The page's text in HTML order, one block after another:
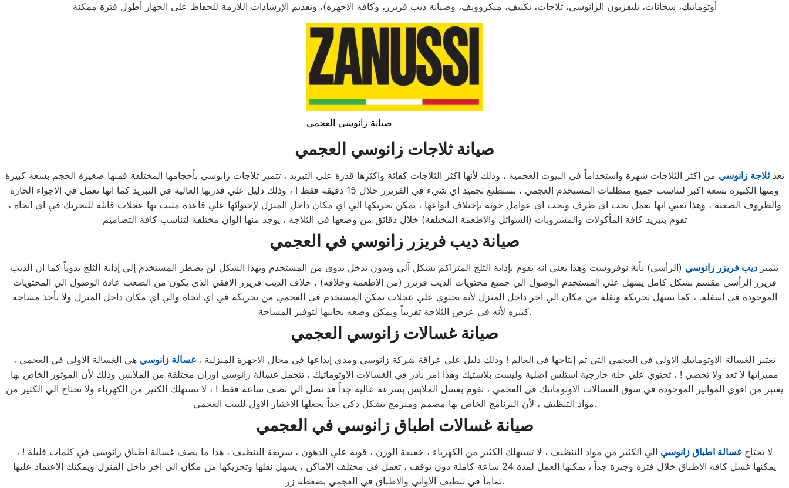
أوتوماتيك، سخانات، تليفزيون الزانوسي، ثلاجات، تكييف، ميكروويف، وصيانة ديب فريزر، وكافة الاجهزة)، وتقديم الإرشادات اللازمة للحفاظ على الجهاز أطول فترة ممكنة
صيانة زانوسي العجمي
صيانة ثلاجات زانوسي العجمي
تعدثلاجة زانوسي من اكثر الثلاجات شهرة واستخداماً في البيوت العجمية ، وذلك لأنها اكثر الثلاجات كفائة واكثرها قدرة علي التبريد ، تتميز ثلاجات زانوسي بأحجامها المختلفة فمنها صغيرة الحجم بسعة كبيرة
ومنها الكبيرة بسعة اكبر لتناسب جميع متطلبات المستخدم العجمي ، تستطيع تجميد اي شيء في الفريزر خلال 15 دقيقة فقط ! ، وذلك دليل علي قدرتها العالية في التبريد كما انها تعمل في الاجواء الحارة
والظروف الصعبة ، وهذا يعني انها تعمل تحت اي ظرف وتحت اي عوامل جوية بإختلاف انواعها ، يمكن تحريكها الي اي مكان داخل المنزل لإحتوائها علي قاعدة مثبت بها عجلات قابلة للتحريك في اي اتجاه ،
تقوم بتبريد كافة المأكولات والمشروبات (السوائل والاطعمة المختلفة) خلال دقائق من وضعها في الثلاجة ، يوجد منها الوان مختلفة لتناسب كافة التصاميم
صيانة ديب فريزر زانوسي في العجمي
يتميز ديب فريزر زانوسي (الرأسي) بأنة نوفروست وهذا يعني انه يقوم بإذابة الثلج المتراكم بشكل آلي وبدون تدخل يدوي من المستخدم وبهذا الشكل لن يضطر المستخدم إلي إذابة الثلج يدوياً كما ان الديب
فريزر الرأسي مقسم بشكل كامل يسهل علي المستخدم الوصول الي جميع محتويات الديب فريزر (من الاطعمة وخلافه) ، خلاف الديب فريزر الافقي الذي يكون من الصعب عادة الوصول الي المحتويات
الموجودة في اسفله. ، كما يسهل تحريكة ونقلة من مكان الي اخر داخل المنزل لأنه يحتوي علي عجلات تمكن المستخدم في العجمي من تحريكة في اي اتجاة والي اي مكان داخل المنزل ولا يأخذ مساحه
كبيره لأنه في عرض الثلاجة تقريباً ويمكن وضعه بجانبها لتوفير المساحة.
صيانة غسالات زانوسي العجمي
تعتبر الغسالة الاوتوماتيك الاولي في العجمي التي تم إنتاجها في العالم ! وذلك دليل علي عراقة شركة زانوسي ومدي إبداعها في مجال الاجهزة المنزلية ،غسالة زانوسي هي الغسالة الاولي في العجمي ،
مميزاتها لا تعد ولا تحصي ! ، تحتوي علي حلة خارجية استلس اصلية وليست بلاستيك وهذا امر نادر في الغسالات الاوتوماتيك ، تتحمل غسالة زانوسي اوزان مختلفة من الملابس وذلك لأن الموتور الخاص بها
يعتبر من اقوي المواتير الموجودة في سوق الغسالات الاوتوماتيك في العجمي ، تقوم بغسل الملابس بسرعة عاليه جداً قد تصل الي نصف ساعة فقط ! ، لا تستهلك الكثير من الكهرباء ولا تحتاج الي الكثير من
مواد التنظيف ، لأن البرنامج الخاص بها مصمم ومبرمج بشكل ذكي جداً يجعلها الاختيار الاول للبيت العجمي.
صيانة غسالات اطباق زانوسي في العجمي
لا تحتاجغسالة اطباق زانوسي الي الكثير من مواد التنظيف ، لا تستهلك الكثير من الكهرباء ، خفيفة الوزن ، قوية علي الدهون ، سريعة التنظيف ، هذا ما يصف غسالة اطباق زانوسي في كلمات قليلة ! ،
يمكنها غسل كافة الاطباق خلال فترة وجيزة جداً ، يمكنها العمل لمدة 24 ساعة كاملة دون توقف ، تعمل في مختلف الاماكن ، يسهل نقلها وتحريكها من مكان الي اخر داخل المنزل ويمكنك الاعتماد عليها
تماماً في تنظيف الأواني والاطباق في العجمي بضغطة زر.